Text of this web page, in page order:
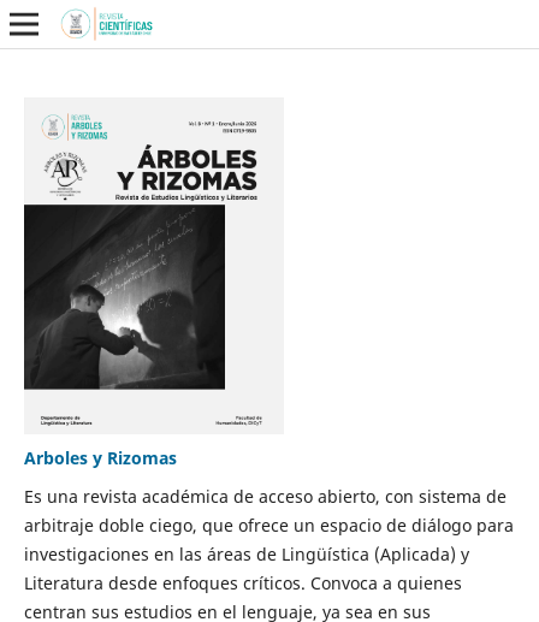
Arboles y Rizomas
Es una revista académica de acceso abierto, con sistema de
arbitraje doble ciego, que ofrece un espacio de diálogo para
investigaciones en las áreas de Lingüística (Aplicada) y
Literatura desde enfoques críticos. Convoca a quienes
centran sus estudios en el lenguaje, ya sea en sus